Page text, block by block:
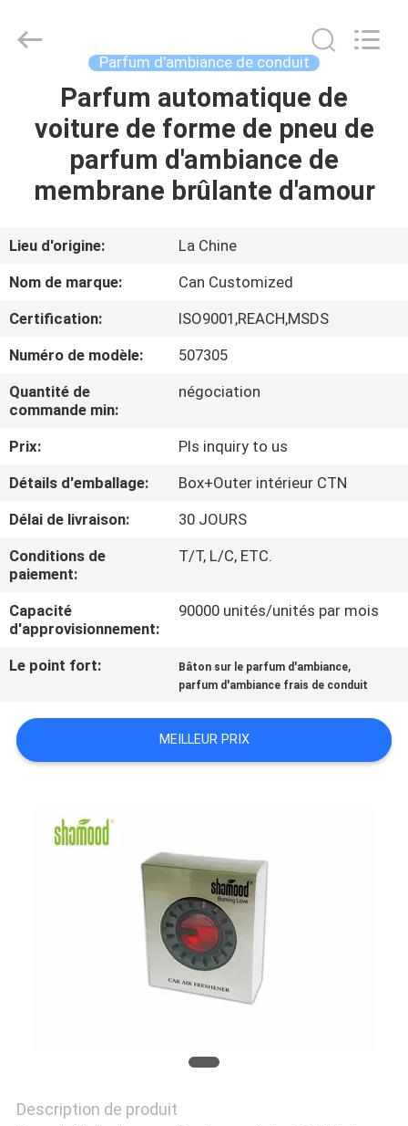
MAISON
PRODUITS
SUJET
DE
NOUS
VISITE
D'USINE
CONTRÔLE
DE
QUALITÉ
CONTACTEZ-
NOUS
NOUVELLES
DEMANDEZ
UNE
PLAN
Products
Parfum d'ambiance de conduit
Parfum automatique de
voiture de forme de pneu de
parfum d'ambiance de
membrane brûlante d'amour
Lieu d'origine:
La Chine
Nom de marque:
Can Customized
Certification:
ISO9001,REACH,MSDS
Numéro de modèle:
507305
Quantité de
commande min:
négociation
Prix:
Pls inquiry to us
Détails d'emballage:
Box+Outer intérieur CTN
Délai de livraison:
30 JOURS
Conditions de
paiement:
T/T, L/C, ETC.
Capacité
d'approvisionnement:
90000 unités/unités par mois
Le point fort: Bâton sur le parfum d'ambiance,
parfum d'ambiance frais de conduit
MEILLEUR PRIX
Description de produit